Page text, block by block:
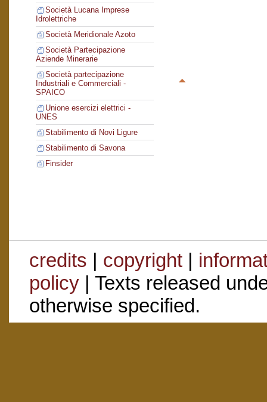
Società Lucana Imprese
Idrolettriche
Società Meridionale Azoto
Società Partecipazione
Aziende Minerarie
Società partecipazione
Industriali e Commerciali -
SPAICO
Unione esercizi elettrici -
UNES
Stabilimento di Novi Ligure
Stabilimento di Savona
Finsider
credits | copyright|
policy| Texts released
otherwise specified.